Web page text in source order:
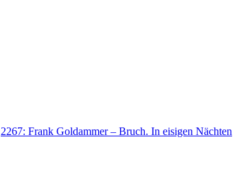
2267: Frank Goldammer – Bruch. In eisigen Nächten